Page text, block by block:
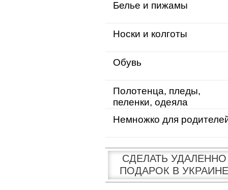
Белье и пижамы
Носки и колготы
Обувь
Полотенца, пледы,
пеленки, одеяла
Немножко для
СДЕЛАТЬ УДАЛЕННО
ПОДАРОК В УКРАИНЕ